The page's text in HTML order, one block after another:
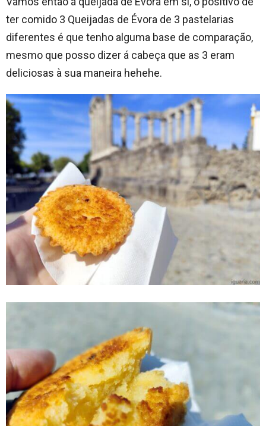
ter comido 3 Queijadas de Évora de 3 pastelarias
diferentes é que tenho alguma base de comparação,
mesmo que posso dizer á cabeça que as 3 eram
deliciosas à sua maneira hehehe.